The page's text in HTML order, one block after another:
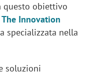
questo obiettivo
The Innovation
specializzata nella
soluzioni